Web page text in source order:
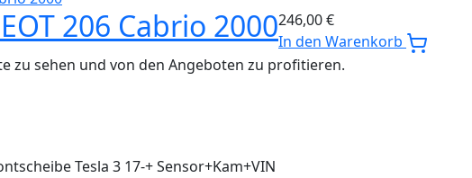
206 Cabrio 2000246,00€
In den Warenkorb
zu sehen und von den Angeboten zu profitieren.
Tesla 3 17-+ Sensor+Kam+VIN